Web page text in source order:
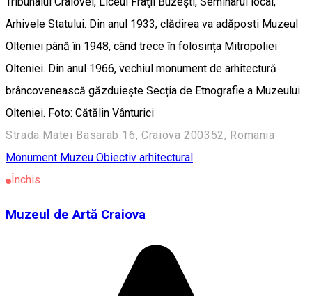
Arhivele Statului. Din anul 1933, clădirea va adăposti Muzeul
Olteniei până în 1948, când trece în folosința Mitropoliei
Olteniei. Din anul 1966, vechiul monument de arhitectură
brâncovenească găzduiește Secția de Etnografie a Muzeului
Olteniei. Foto: Cătălin Vânturici
Strada Matei Basarab 16, Craiova 200352, Romania
Monument Muzeu Obiectiv arhitectural
Închis
Muzeul de Artă Craiova